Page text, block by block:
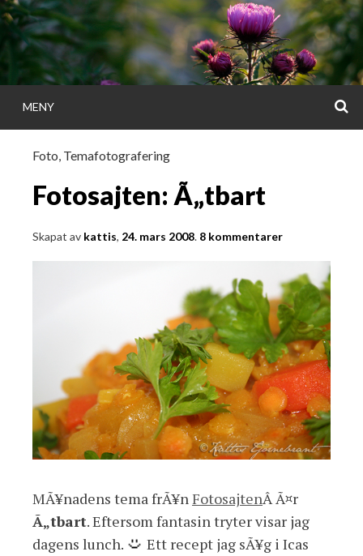
Gå
direkt
till
innehållet
i ord & bild
MENY
Foto, Temafotografering
Fotosajten: Ã„tbart
Skapat av kattis, 24. mars 2008. 8 kommentarer
MÃ¥nadens tema frÃ¥nFotosajtenÂ Ã¤r
Ã„tbart. Eftersom fantasin tryter visar jag
dagens lunch.
Ett recept jag sÃ¥g i Icas